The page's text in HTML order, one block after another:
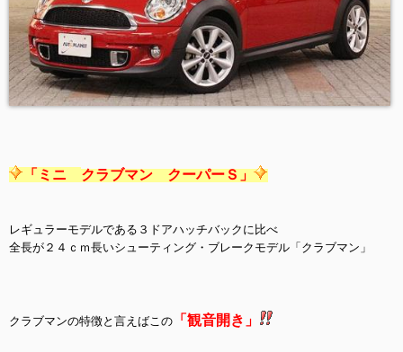
「ミニ クラブマン クーパーＳ」
レギュラーモデルである３ドアハッチバックに比べ
全長が２４ｃｍ長いシューティング・ブレークモデル「クラブマン」
クラブマンの特徴と言えばこの 「観音開き」